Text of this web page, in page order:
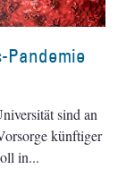
Pandemie
sind an
künftiger
in